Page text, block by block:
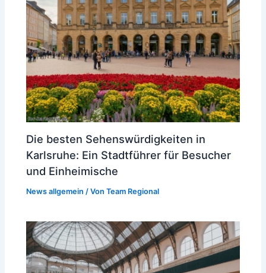
Die besten Sehenswürdigkeiten in
Karlsruhe: Ein Stadtführer für Besucher
und Einheimische
News allgemein / VonTeam Regional